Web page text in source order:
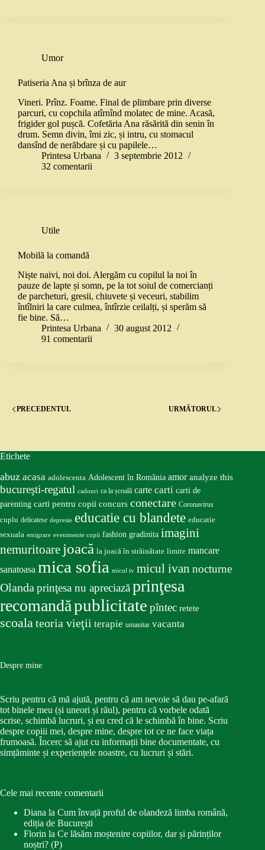
Umor
Patiseria Ana și brînza de aur
Vineri. Prînz. Foame. Final de plimbare prin diverse
parcuri, cu copchila atîrnînd molatec de mine. Acasă,
frigider gol pușcă. Cofetăria Ana răsărită din senin în
drum. Semn divin, îmi zic, și intru, cu stomacul
dansînd de nerăbdare și cu papilele…
Printesa Urbana
3 septembrie 2012
32 comentarii
Utile
Mobilă la comandă
Niște naivi, noi doi. Alergăm cu copilul la noi în
pauze de lapte și somn, pe la tot soiul de comercianți
de parcheturi, gresii, chiuvete și veceuri, stabilim
întîlniri la care culmea, întîrzie ceilalți, și sperăm să
fie bine. Să…
Printesa Urbana
30 august 2012
91 comentarii
PRECEDENTUL URMĂTORUL
Etichete
abuz acasa adolescenta Adolescent în România amor analyze this
bucureşti-regatul cadouri ca la școală carte carti carti de
parenting carti pentru copii concurs conectare Coronavirus
cuplu delicatese depresie educatie cu blandete educatie
sexuala emigrare evenimente copii fashion gradinita imagini
nemuritoare joacă la joacă în străinătate limite mancare
sanatoasa mica sofia micul iv micul ivan nocturne
Olandaprinţesa nu apreciazăprinţesa
recomandăpublicitate pîntec retete
scoalateoria vieţii terapie umanitar vacanta
Despre mine
Scriu pentru că mă ajută, pentru că am nevoie să dau pe-afară
tot binele meu (și uneori și răul), pentru că vorbele odată
scrise, schimbă lucruri, și eu cred că le schimbă în bine. Scriu
despre copiii mei, despre mine, despre tot ce ne face viața
frumoasă. Încerc să ajut cu informații bine documentate, cu
simțăminte și experiențele noastre, cu lucruri și stări.
Cele mai recente comentarii
Diana la Cum învață proful de olandeză limba română,
ediția de București
Florin la Ce lăsăm moștenire copiilor, dar și părinților
noștri? (P)